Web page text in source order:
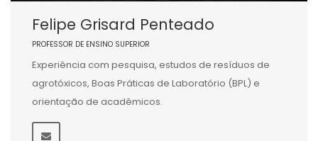
Felipe Grisard Penteado
PROFESSOR DE ENSINO SUPERIOR
Experiência com pesquisa, estudos de resíduos de
agrotóxicos, Boas Práticas de Laboratório (BPL) e
orientação de acadêmicos.